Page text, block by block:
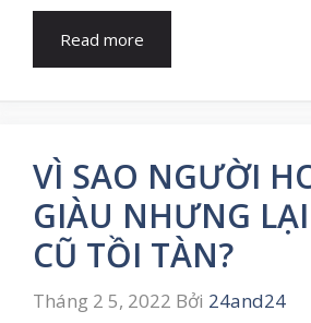
Read more
VÌ SAO NGƯỜI
GIÀU NHƯNG
CŨ TỒI TÀN?
Tháng 2 5, 2022 Bởi 24and24